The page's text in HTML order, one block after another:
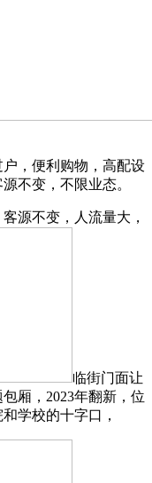
，便利购物，高配设
不变，不限业态。
源不变，人流量大，
临街门面让
厢，2023年翻新，位
学校的十字口，